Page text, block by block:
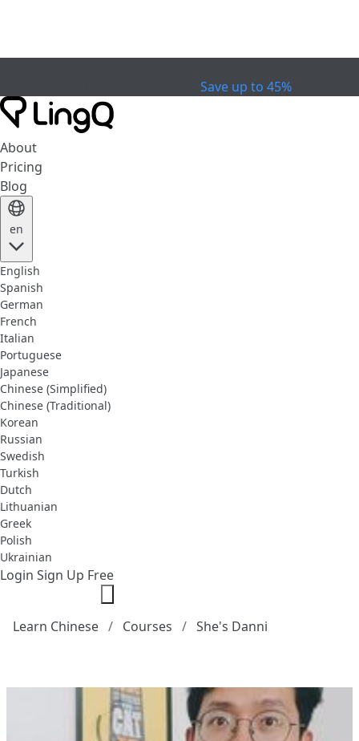
Save up to 45%
About
Pricing
Blog
en
English
Spanish
German
French
Italian
Portuguese
Japanese
Chinese (Simplified)
Chinese (Traditional)
Korean
Russian
Swedish
Turkish
Dutch
Lithuanian
Greek
Polish
Ukrainian
Login Sign Up Free
Learn Chinese Courses She's Danni